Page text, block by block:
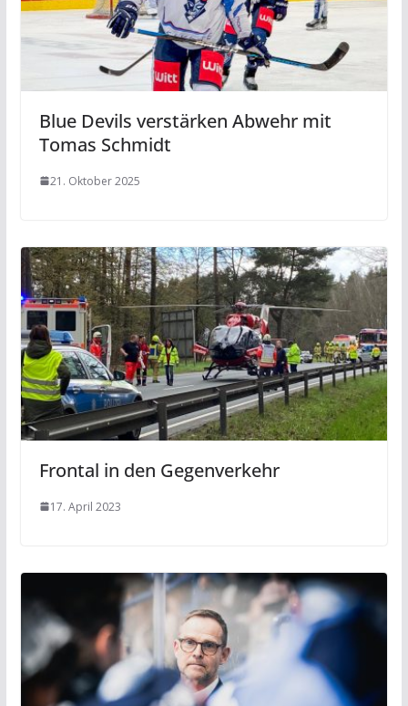
Blue Devils verstärken Abwehr mit
Tomas Schmidt
21. Oktober 2025
Frontal in den Gegenverkehr
17. April 2023